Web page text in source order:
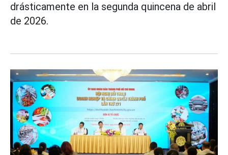
drásticamente en la segunda quincena de abril
de 2026.